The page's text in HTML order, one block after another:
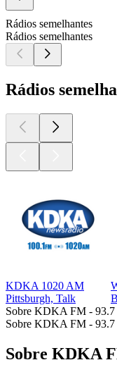
Rádios semelhantes
Rádios semelhantes
Rádios
KDKA 1020 AM
Pittsburgh, Talk
Sobre KDKA FM - 93.7
Sobre KDKA FM - 93.7
Sobre KDKA